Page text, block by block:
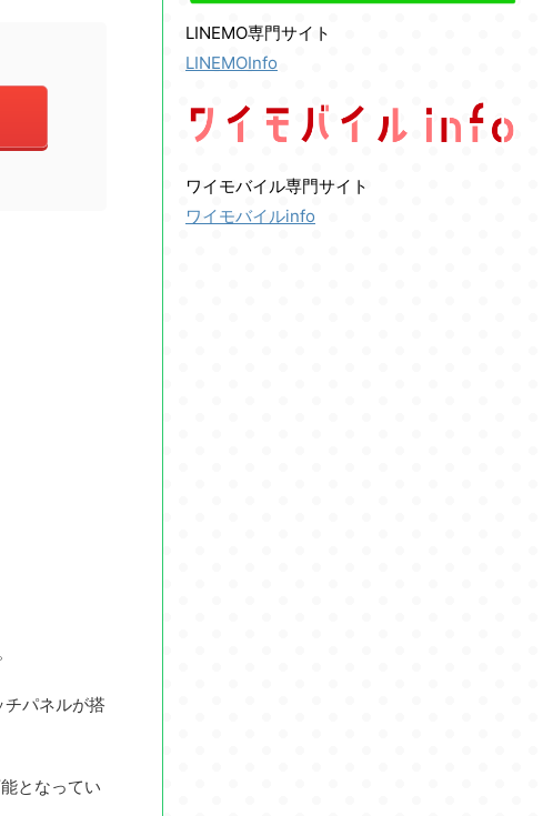
パネルが搭
となってい
LINEMO専門サイト
LINEMOInfo
ワイモバイル専門サイト
ワイモバイルinfo